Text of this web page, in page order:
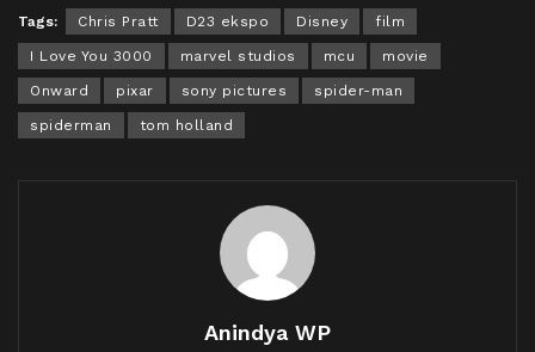
Tags: Chris Pratt D23 ekspo Disney film
I Love You 3000 marvel studios mcu movie
Onward pixar sony pictures spider-man
spiderman tom holland
Anindya WP